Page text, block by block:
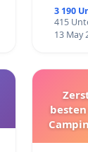
3 190
415
13 May